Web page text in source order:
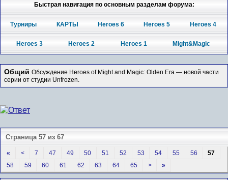
Быстрая навигация по основным разделам форума:
Турниры КАРТЫ Heroes 6 Heroes 5 Heroes 4
Heroes 3 Heroes 2 Heroes 1 Might&Magic
Общий Обсуждение Heroes of Might and Magic: Olden Era — новой части
серии от студии Unfrozen.
Страница 57 из 67
« < 7 47 49 50 51 52 53 54 55 56
57
58
59 60 61 62 63 64 65 > »